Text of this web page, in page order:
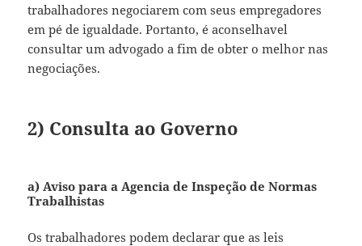
trabalhadores negociarem com seus empregadores
em pé de igualdade. Portanto, é aconselhavel
consultar um advogado a fim de obter o melhor nas
negociações.
2) Consulta ao Governo
a) Aviso para a Agencia de Inspeção de Normas
Trabalhistas
Os trabalhadores podem declarar que as leis